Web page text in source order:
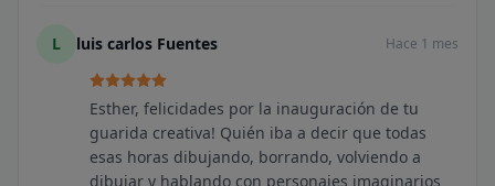
L luis carlos Fuentes Hace 1 mes
Esther, felicidades por la inauguración de tu
guarida creativa! Quién iba a decir que todas
esas horas dibujando, borrando, volviendo a
dibujar y hablando con personajes imaginarios